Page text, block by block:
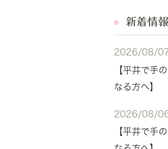
新着情報
2026/08/
【平井で手
なる方へ】
2026/08/
【平井で手